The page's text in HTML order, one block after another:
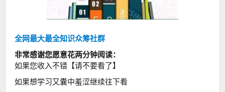
全网最大最全知识众筹社群
非常感谢您愿意花两分钟阅读：
如果您收入不错【请不要看了】
如果想学习又囊中羞涩继续往下看